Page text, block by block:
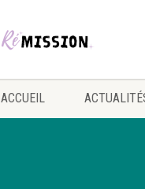
ACCUEIL